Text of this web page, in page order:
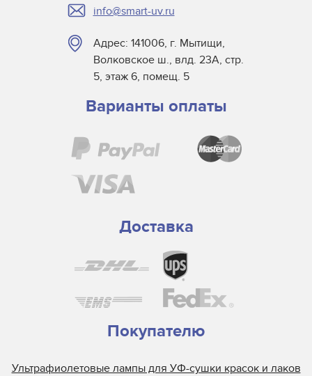
Siohon
TCS
Universal Light Source
info@smart-uv.ru
Адрес: 141006, г. Мытищи,
Волковское ш., влд. 23А, стр.
5, этаж 6, помещ. 5
Варианты оплаты
Доставка
Покупателю
Ультрафиолетовые лампы для УФ-сушки красок и лаков